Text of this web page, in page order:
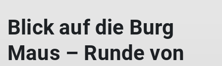
Blick auf die Burg
Maus – Runde von